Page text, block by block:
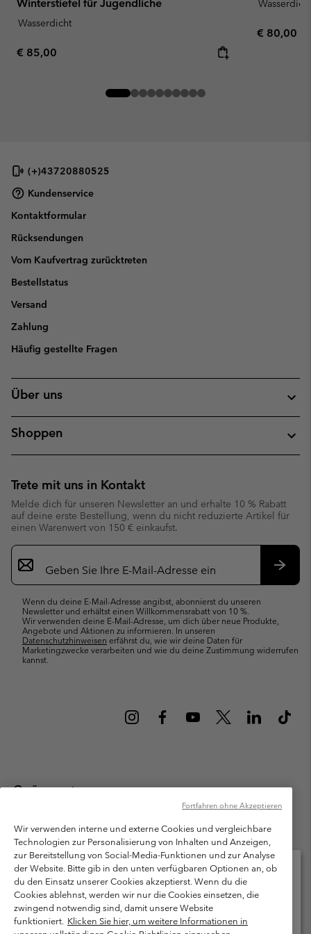
Winterstiefel für Jugendliche
Wasserdicht
Regular price:
€ 85,00
Wasserdicht
Regular
€ 80,00
(+)43720880525
Kundenservice
Kontaktformular
Rücksendungen
Vom Kaufvertrag zurücktreten
Bestellstatus
Versand
Zahlung
Häufig gestellte Fragen
Über uns
Shoppen
Trete mit uns in Kontakt
Melde dich für unseren Newsletter an und erhalte 10 % Rabatt
auf deine erste Bestellung, wenn du nicht reduzierte Artikel für
einen Warenwert von 150 € einkaufst.
Newsletter-
Anmeldung
Wenn du deine E-Mail-Adresse angibst, abonnierst du unseren
Newsletter und erhältst einen Willkommensrabatt von 10 %.
Wir verwenden deine E-Mail-Adresse, um dich über neue Produkte,
Angebote und Aktionen zu informieren. In unseren
Datenschutzhinweisen erfährst du, wie wir deine Daten für
Marketingzwecke verarbeiten und wie du deine Zustimmung widerrufen
kannst.
Österreich
Columbia Sportswear Austria GmbH. Moosfeldstraße 1, 5101
Bergheim, Salzburg Österreich. Alle Rechte vorbehalten.
Nutzungsbedingungen
Allgemeine Verkaufsbedingungen
Garantie
Datenschutzerklärung
Bestimmungen und Bedingungen des Mitglieder Programms
Nutzungsbedingungen Für Nutzergenerierte Inhalte
Cookies
Wir verwenden interne und externe Cookies und vergleichbare
Technologien zur Personalisierung von Inhalten und Anzeigen,
zur Bereitstellung von Social-Media-Funktionen und zur Analyse
der Website. Bitte gib in den unten verfügbaren Optionen an, ob
du den Einsatz unserer Cookies akzeptierst. Wenn du die
Cookies ablehnst, werden wir nur die Cookies einsetzen, die
zwingend notwendig sind, damit unsere Website
funktioniert. Klicken Sie hier, um weitere Informationen in
Fortfahren ohne Akzeptieren
Bitte wählen Sie Ihr Lieferland und Ihre Sprache
Online-Einkauf verfügbar